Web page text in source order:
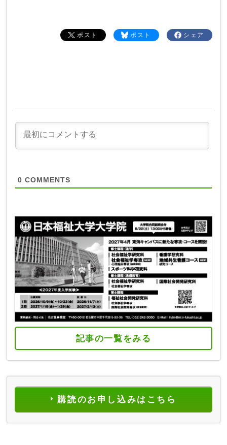
シェア
ポスト
ポスト
0 COMMENTS
記事の一覧をみる
購読のお申し込みはこちら